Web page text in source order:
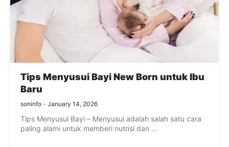
Tips Menyusui Bayi New Born untuk Ibu
Baru
soninfo January 14, 2026
Tips Menyusui Bayi – Menyusui adalah salah satu cara
paling alami untuk memberi nutrisi dan ...